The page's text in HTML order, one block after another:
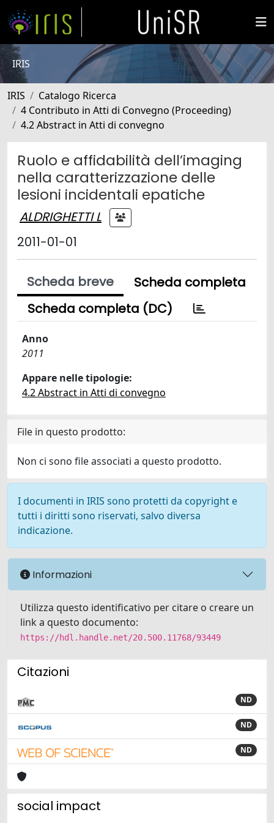
IRIS
IRIS
Catalogo Ricerca
4 Contributo in Atti di Convegno (Proceeding)
4.2 Abstract in Atti di convegno
Ruolo e affidabilità dell’imaging
nella caratterizzazione delle
lesioni incidentali epatiche
ALDRIGHETTI L
2011-01-01
Scheda breve
Scheda completa
Scheda completa (DC)
Anno
2011
Appare nelle tipologie:
4.2 Abstract in Atti di convegno
File in questo prodotto:
Non ci sono file associati a questo prodotto.
I documenti in IRIS sono protetti da copyright e
tutti i diritti sono riservati, salvo diversa
indicazione.
Informazioni
Utilizza questo identificativo per citare o creare un
link a questo documento:
https://hdl.handle.net/20.500.11768/93449
Citazioni
ND
ND
ND
social impact